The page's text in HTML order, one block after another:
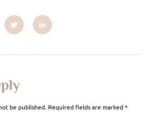
be published. Required fields are marked*